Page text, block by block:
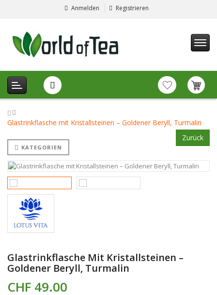
Anmelden Registrieren
Glastrinkflasche mit Kristallsteinen – Goldener Beryll, Turmalin
Zurück
KATEGORIEN
Glastrinkflasche Mit Kristallsteinen –
Goldener Beryll, Turmalin
CHF 49.00